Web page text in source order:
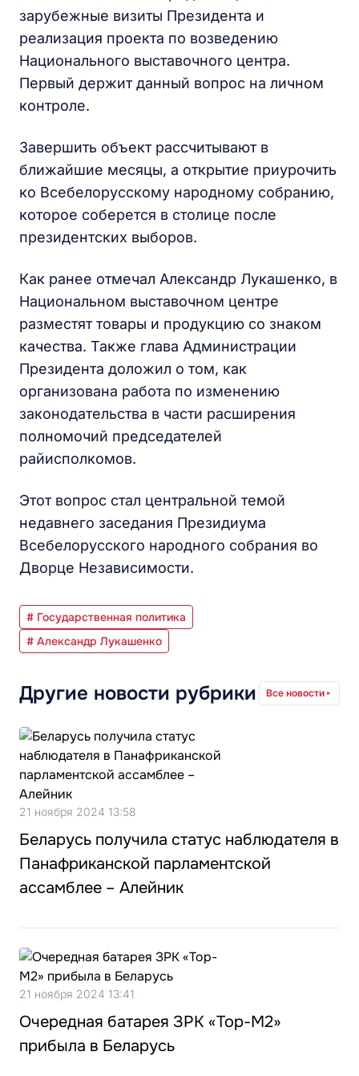
зарубежные визиты Президента и
реализация проекта по возведению
Национального выставочного центра.
Первый держит данный вопрос на личном
контроле.
Завершить объект рассчитывают в
ближайшие месяцы, а открытие приурочить
ко Всебелорусскому народному собранию,
которое соберется в столице после
президентских выборов.
Как ранее отмечал Александр Лукашенко, в
Национальном выставочном центре
разместят товары и продукцию со знаком
качества. Также глава Администрации
Президента доложил о том, как
организована работа по изменению
законодательства в части расширения
полномочий председателей
райисполкомов.
Этот вопрос стал центральной темой
недавнего заседания Президиума
Всебелорусского народного собрания во
Дворце Независимости.
# Государственная политика
# Александр Лукашенко
Другие новости рубрики Все новости
21 ноября 2024 13:58
Беларусь получила статус наблюдателя в
Панафриканской парламентской
ассамблее – Алейник
21 ноября 2024 13:41
Очередная батарея ЗРК «Тор-М2»
прибыла в Беларусь